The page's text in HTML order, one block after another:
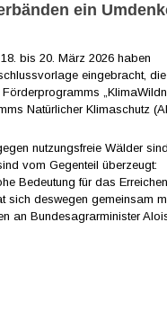
ein
bis 20. März 2026 haben
eingebracht, die
Natürlicher Klimaschutz
nutzungsfreie Wälder sind
vom Gegenteil überzeugt:
Bedeutung für das
sich deswegen gemeinsam
an Bundesagrarminister